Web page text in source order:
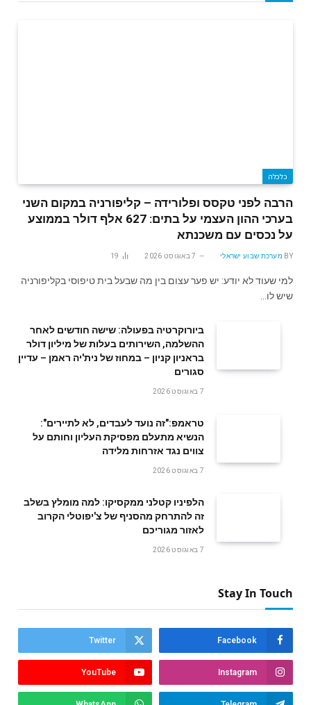
כלכלה
הרבה לפני טקסס ופלורידה – קליפורניה במקום השני
בערכי ההון העצמי על בתים: 627 אלף דולר בממוצע
על נכסים עם משכנתא
BY מערכת שבוע ישראלי 7 באוגוסט 2026 19
למי שעוד לא יודע: יש פער עצום בין מה שבעל בית טיפוסי בקליפורניה
שיש לו…
ביורוקרטיה בפעולה: שישה חודשים לאחר
ההשלמה, השירותים בעלות של מיליון דולר
בראניון קניון – במחוז של נית'יה ראמן – עדיין
סגורים
7 באוגוסט 2026
טראמפ:"זה נועד לעבדים, לא לתיירים":
הנשיא מתעלם מפסיקת העליון וחותם על
צווים נגד אזרחות מלידה
7 באוגוסט 2026
הלפיניו קטלני ממקסיקו: למה מומלץ בשלב
זה להתרחק מהסניף של צ'יפוטלי הקרוב
לאזור מגוריכם
7 באוגוסט 2026
Stay In Touch
Facebook
Twitter
Instagram
YouTube